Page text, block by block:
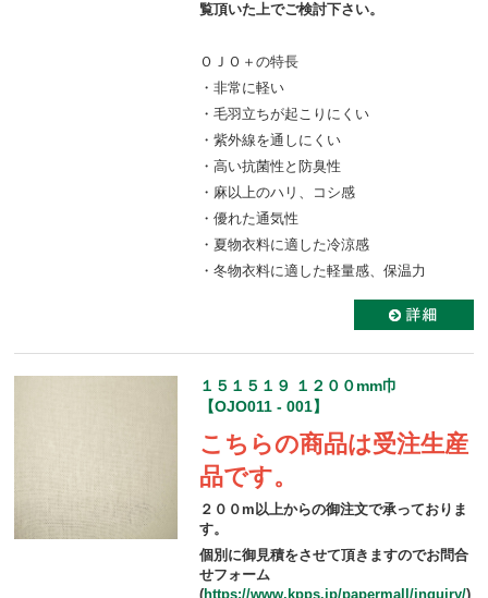
覧頂いた上でご検討下さい。
ＯＪＯ＋の特長
・非常に軽い
・毛羽立ちが起こりにくい
・紫外線を通しにくい
・高い抗菌性と防臭性
・麻以上のハリ、コシ感
・優れた通気性
・夏物衣料に適した冷涼感
・冬物衣料に適した軽量感、保温力
１５１５１９ １２００mm巾
【OJO011 - 001】
こちらの商品は受注生産
品です。
２００m以上からの御注文で承っておりま
す。
個別に御見積をさせて頂きますのでお問合
せフォーム
(https://www.kpps.jp/papermall/inquiry/)